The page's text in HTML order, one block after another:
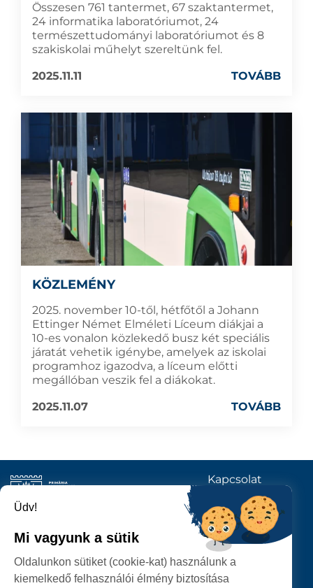
Összesen 761 tantermet, 67 szaktantermet,
24 informatika laboratóriumot, 24
természettudományi laboratóriumot és 8
szakiskolai műhelyt szereltünk fel.
2025.11.11
TOVÁBB
KÖZLEMÉNY
2025. november 10-től, hétfőtől a Johann
Ettinger Német Elméleti Líceum diákjai a
10-es vonalon közlekedő busz két speciális
járatát vehetik igénybe, amelyek az iskolai
programhoz igazodva, a líceum előtti
megállóban veszik fel a diákokat.
2025.11.07
TOVÁBB
SZATMÁRNÉMETI
POLGÁRMESTERI HIVATAL
Kapcsolat
KÖVESSENEK
Üdv!
Mi vagyunk a sütik
Oldalunkon sütiket (cookie-kat) használunk a
kiemelkedő felhasználói élmény biztosítása